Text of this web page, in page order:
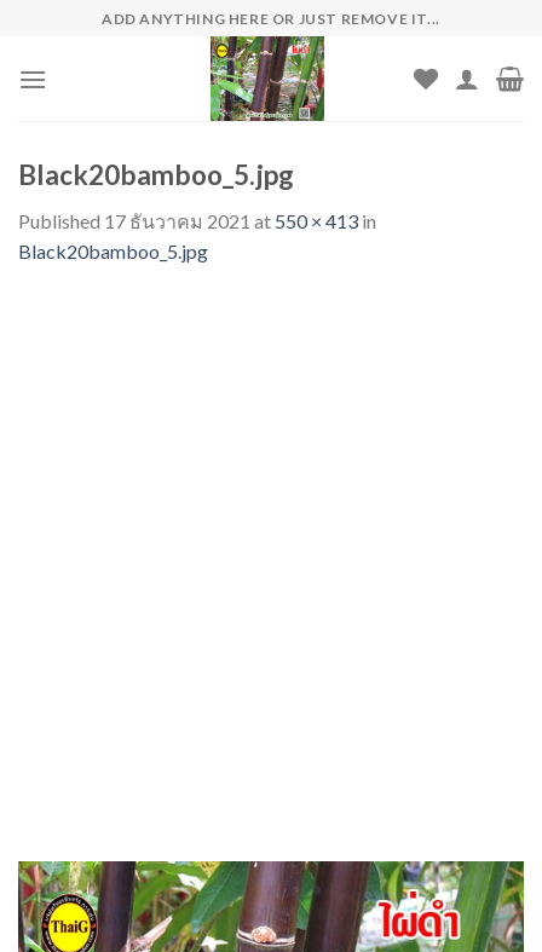
content
ADD ANYTHING HERE OR JUST REMOVE IT...
Black20bamboo_5.jpg
Published 17 ธันวาคม 2021 at 550 × 413 in
Black20bamboo_5.jpg